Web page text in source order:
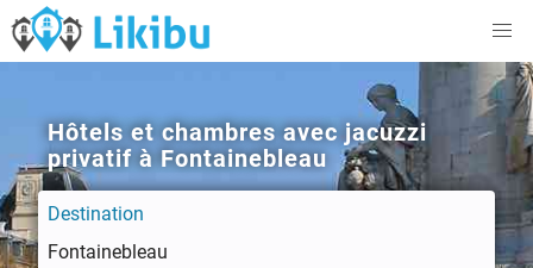
Hôtels et chambres avec jacuzzi
privatif à Fontainebleau
Destination